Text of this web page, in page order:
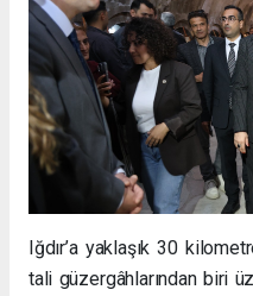
Iğdır’a yaklaşık 30
tali güzergâhlarından biri